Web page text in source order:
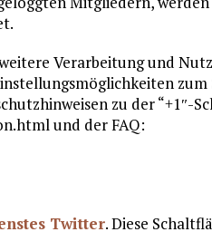
Verarbeitung und
zu der “+1″-
und der FAQ:
Twitter. Diese